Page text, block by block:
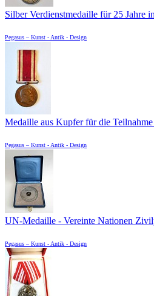
Silber Verdienstmedaille für 25 Jahre
Pegasus – Kunst - Antik - Design
Medaille aus Kupfer für die
Pegasus – Kunst - Antik - Design
UN-Medaille - Vereinte Nationen
Pegasus – Kunst - Antik - Design